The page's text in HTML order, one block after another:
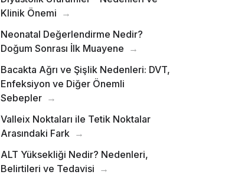
Klinik Önemi
Neonatal Değerlendirme Nedir?
Doğum Sonrası İlk Muayene
Bacakta Ağrı ve Şişlik Nedenleri: DVT,
Enfeksiyon ve Diğer Önemli
Sebepler
Valleix Noktaları ile Tetik Noktalar
Arasındaki Fark
ALT Yüksekliği Nedir? Nedenleri,
Belirtileri ve Tedavisi